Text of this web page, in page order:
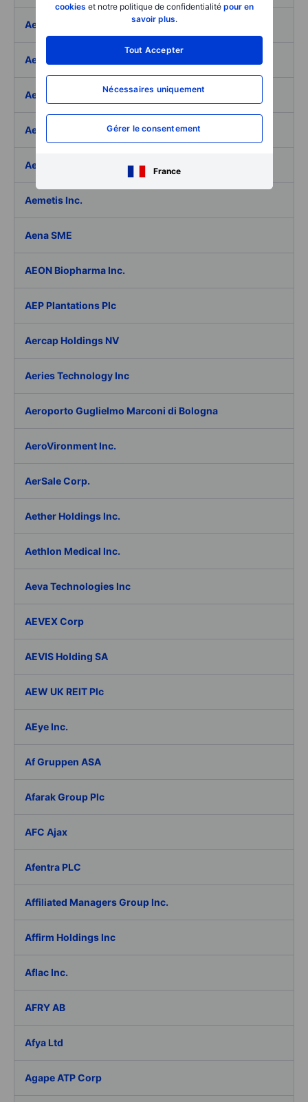
cookies et notre politique de confidentialité pour en
savoir plus.
Tout Accepter
Nécessaires uniquement
Gérer le consentement
France
Aeffe
Aegon Ltd
Aegon Ltd. - ADR
Aehr Test Systems
Aeluma Inc.
Aemetis Inc.
Aena SME
AEON Biopharma Inc.
AEP Plantations Plc
Aercap Holdings NV
Aeries Technology Inc
Aeroporto Guglielmo Marconi di Bologna
AeroVironment Inc.
AerSale Corp.
Aether Holdings Inc.
Aethlon Medical Inc.
Aeva Technologies Inc
AEVEX Corp
AEVIS Holding SA
AEW UK REIT Plc
AEye Inc.
Af Gruppen ASA
Afarak Group Plc
AFC Ajax
Afentra PLC
Affiliated Managers Group Inc.
Affirm Holdings Inc
Aflac Inc.
AFRY AB
Afya Ltd
Agape ATP Corp